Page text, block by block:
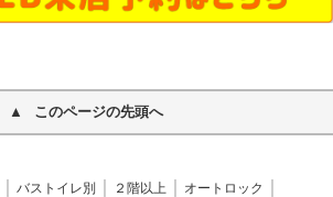
このページの先頭へ
バストイレ別 ２階以上
オートロック